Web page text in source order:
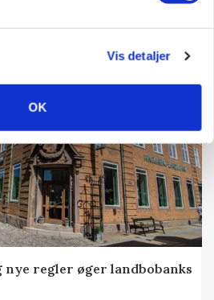
Vis detaljer
OK
regler øger landbobanks